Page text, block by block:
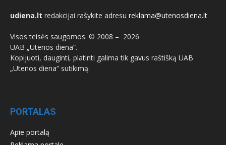
udiena.lt redakcijai rašykite adresu reklama@utenosdiena.lt
Visos teisės saugomos. © 2008 – 2026
UAB „Utenos diena“.
Kopijuoti, dauginti, platinti galima tik gavus raštišką UAB
„Utenos diena“ sutikimą.
PORTALAS
Apie portalą